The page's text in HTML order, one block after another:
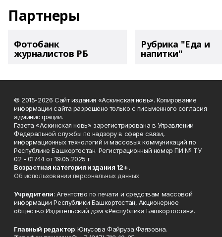
Партнеры
Фотобанк
журналистов РБ
Рубрика "Еда и
напитки"
© 2015-2026 Сайт издания «Аскинская новь». Копирование
информации сайта разрешено только с письменного согласия
администрации.
Газета «Аскинская новь» зарегистрирована в Управлении
Федеральной службы по надзору в сфере связи,
информационных технологий и массовых коммуникаций по
Республике Башкортостан. Регистрационный номер ПИ № ТУ
02 - 01744 от 19.05.2025 г.
Возрастная категория издания 12+.
Об использовании персональных данных
Учредители: Агентство по печати и средствам массовой
информации Республики Башкортостан, Акционерное
общество Издательский дом «Республика Башкортостан».
Главный редактор: Юнусова Файруза Фаязовна.